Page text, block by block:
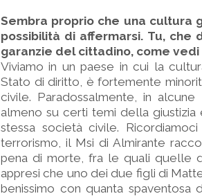
Sembra proprio che una cultura
possibilità di affermarsi. Tu,
garanzie del cittadino, come vedi
Viviamo in un paese in cui la
Stato di diritto, è fortemente
civile. Paradossalmente, in
almeno su certi temi della
stessa società civile.
terrorismo, il Msi di Almirante
pena di morte, fra le quali quelle
appresi che uno dei due figli di
benissimo con quanta spaventosa